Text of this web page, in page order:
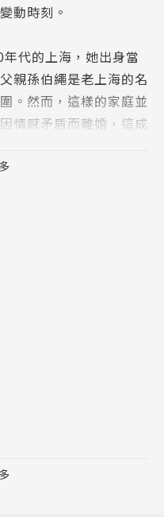
動時刻。
代的上海，她出身當
親孫伯繩是老上海的名
。然而，這樣的家庭並
情感矛盾而離婚，這成
的趙孫樹瑩前往香
家族分隔兩地，也永遠
過去。對趙孫樹瑩來
，以及繁華與動盪的時
美好回憶。
回憶錄，也是一個時
回到上海的繁華與動
憶，深刻地反映那個特
上海的黃金時代有豐富
讀者彷彿回到新舊交替